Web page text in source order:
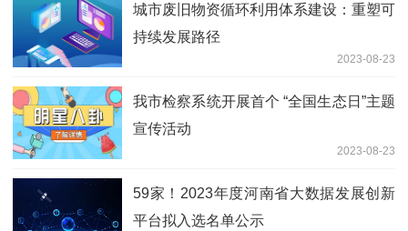
城市废旧物资循环利用体系建设：重塑可
持续发展路径
2023-08-23
我市检察系统开展首个 “全国生态日”主题
宣传活动
2023-08-23
59家！2023年度河南省大数据发展创新
平台拟入选名单公示